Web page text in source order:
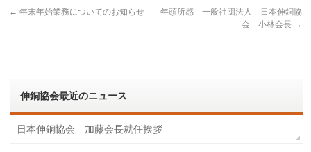
← 年末年始業務についてのお知らせ
年頭所感 一般社団法人 日本伸銅協
会 小林会長 →
伸銅協会最近のニュース
日本伸銅協会 加藤会長就任挨拶